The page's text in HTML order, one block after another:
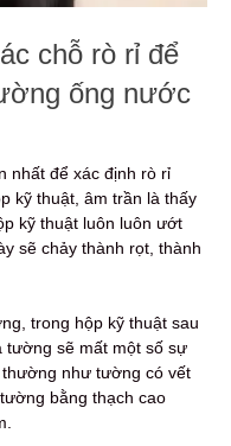
chỗ rò rỉ để
ống nước
nhất để xác định rò rỉ
kỹ thuật, âm trần là thấy
kỹ thuật luôn luôn ướt
sẽ chảy thành rọt, thành
trong hộp kỹ thuật sau
tường sẽ mất một số sự
như tường có vết
bằng thạch cao